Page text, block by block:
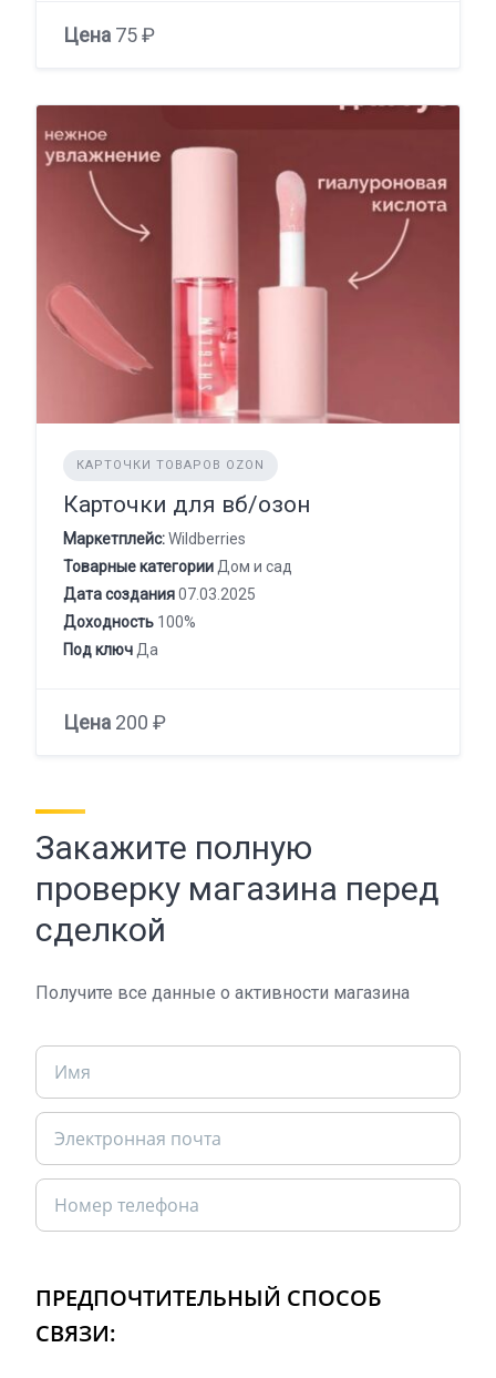
Цена 75 ₽
КАРТОЧКИ ТОВАРОВ OZON
Карточки для вб/озон
Маркетплейс:Wildberries
Товарные категории Дом и сад
Дата создания07.03.2025
Доходность 100%
Под ключ Да
Цена 200 ₽
Закажите полную
проверку магазина перед
сделкой
Получите все данные о активности магазина
ПРЕДПОЧТИТЕЛЬНЫЙ СПОСОБ
СВЯЗИ: